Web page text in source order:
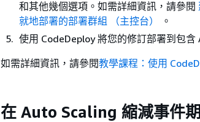
和其他幾個選項。如需詳細資訊，請參閱
就地部署的部署群組 （主控台）
。
使用 CodeDeploy 將您的修訂部署到包
如需詳細資訊，請參閱教學課程：使用
在 Auto Scaling 縮減事件